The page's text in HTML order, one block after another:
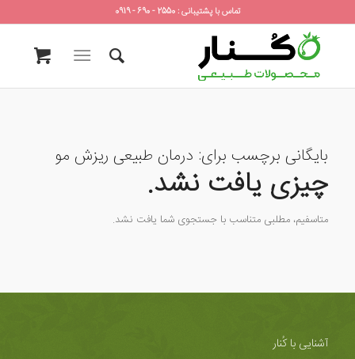
تماس با پشتیبانی : 2550 - 690 - 0919
بایگانی برچسب برای: درمان طبیعی ریزش مو
چیزی یافت نشد.
متاسفیم، مطلبی متناسب با جستجوی شما یافت نشد.
آشنایی با کُنار